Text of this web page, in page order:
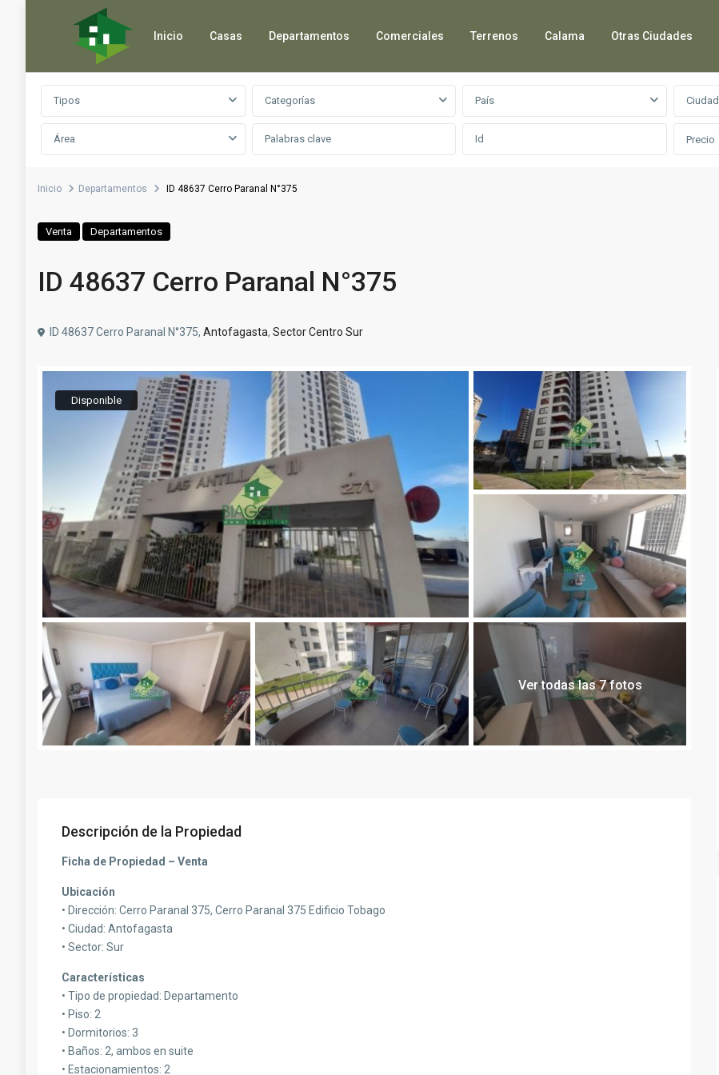
Inicio Casas Departamentos Comerciales Terrenos Calama Otras Ciudades
Búsqueda avanzada
Tipos Categorías País Ciudad
Área Precio
Inicio Departamentos ID 48637 Cerro Paranal N°375
Venta Departamentos
ID 48637 Cerro Paranal N°375
ID 48637 Cerro Paranal N°375, Antofagasta, Sector Centro Sur
Disponible
Ver todas las 7 fotos
Descripción de la Propiedad
Ficha de Propiedad – Venta
Ubicación
• Dirección: Cerro Paranal 375, Cerro Paranal 375 Edificio Tobago
• Ciudad: Antofagasta
• Sector: Sur
Características
• Tipo de propiedad: Departamento
• Piso: 2
• Dormitorios: 3
• Baños: 2, ambos en suite
• Estacionamientos: 2